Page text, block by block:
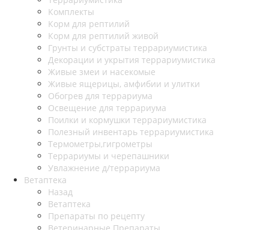
Комплекты
Корм для рептилий
Корм для рептилий живой
Грунты и субстраты террариумистика
Декорации и укрытия террариумистика
Живые змеи и насекомые
Живые ящерицы, амфибии и улитки
Обогрев для террариума
Освещение для террариума
Поилки и кормушки террариумистика
Полезный инвентарь террариумистика
Термометры,гигрометры
Террариумы и черепашники
Увлажнение д/террариума
Ветаптека
Назад
Ветаптека
Препараты по рецепту